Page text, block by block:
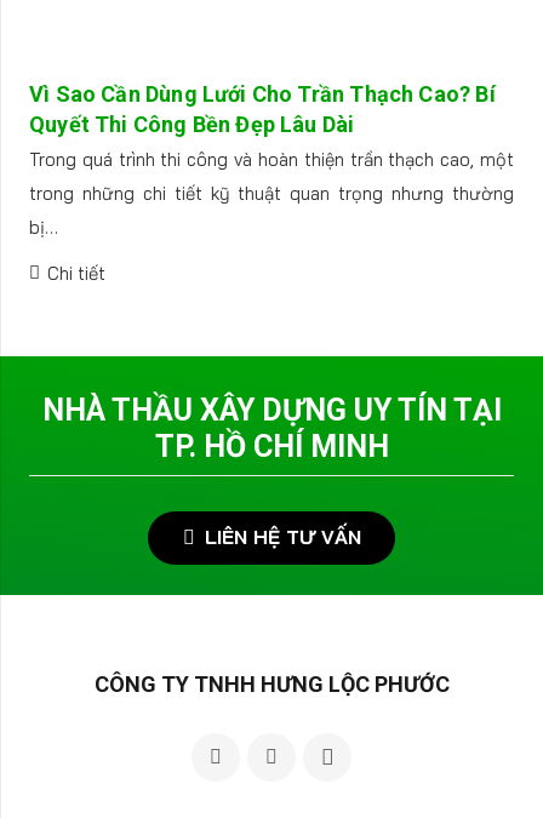
Vì Sao Cần Dùng Lưới Cho Trần Thạch Cao? Bí
Quyết Thi Công Bền Đẹp Lâu Dài
Trong quá trình thi công và hoàn thiện trần thạch cao, một
trong những chi tiết kỹ thuật quan trọng nhưng thường
bị…
Chi tiết
NHÀ THẦU XÂY DỰNG UY TÍN TẠI
TP. HỒ CHÍ MINH
LIÊN HỆ TƯ VẤN
CÔNG TY TNHH HƯNG LỘC PHƯỚC